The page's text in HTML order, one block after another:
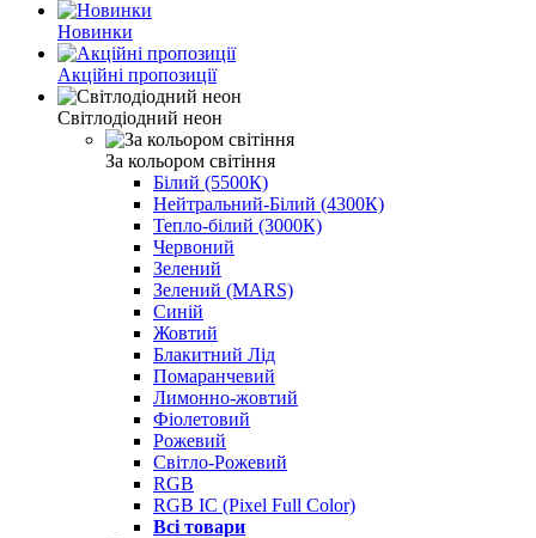
Новинки
Акційні пропозиції
Світлодіодний неон
За кольором світіння
Білий (5500К)
Нейтральний-Білий (4300К)
Тепло-білий (3000К)
Червоний
Зелений
Зелений (MARS)
Синій
Жовтий
Блакитний Лід
Помаранчевий
Лимонно-жовтий
Фіолетовий
Рожевий
Світло-Рожевий
RGB
RGB IC (Pixel Full Color)
Всі товари